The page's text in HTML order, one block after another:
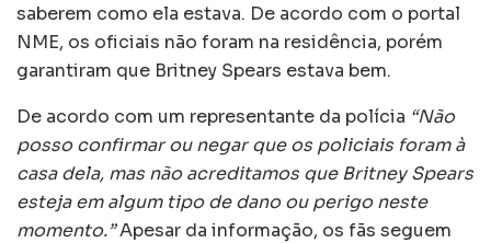
saberem como ela estava. De acordo com o portal
NME, os oficiais não foram na residência, porém
garantiram que Britney Spears estava bem.
De acordo com um representante da polícia “Não
posso confirmar ou negar que os policiais foram à
casa dela, mas não acreditamos que Britney Spears
esteja em algum tipo de dano ou perigo neste
momento.”Apesar da informação, os fãs seguem